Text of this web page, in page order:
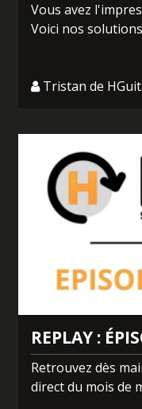
Vous avez
Voici nos
Tristan de
REPLAY :
Retrouvez dès
direct du mois de